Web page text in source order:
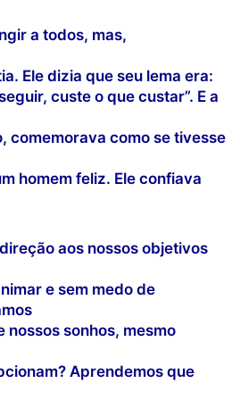
a todos, mas,
Ele dizia que seu lema era:
custe o que custar”. E a
comemorava como se tivesse
homem feliz. Ele confiava
aos nossos objetivos
e sem medo de
nossos sonhos, mesmo
Aprendemos que